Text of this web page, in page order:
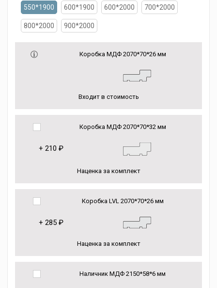
550*1900 600*1900 600*2000 700*2000
800*2000 900*2000
Коробка МДФ 2070*70*26 мм
Входит в стоимость
Коробка МДФ 2070*70*32 мм
+ 210 ₽
Наценка за комплект
Коробка LVL 2070*70*26 мм
+ 285 ₽
Наценка за комплект
Наличник МДФ 2150*58*6 мм